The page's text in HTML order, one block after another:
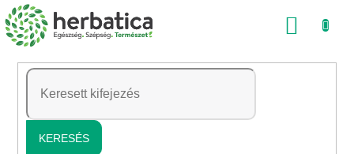
Ugrás
a
tartalomhoz
KERESÉS